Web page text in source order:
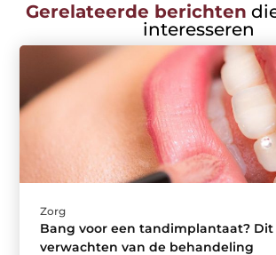
Gerelateerde berichten
interesseren
Zorg
Bang voor een tandimplantaat?
verwachten van de behandeling